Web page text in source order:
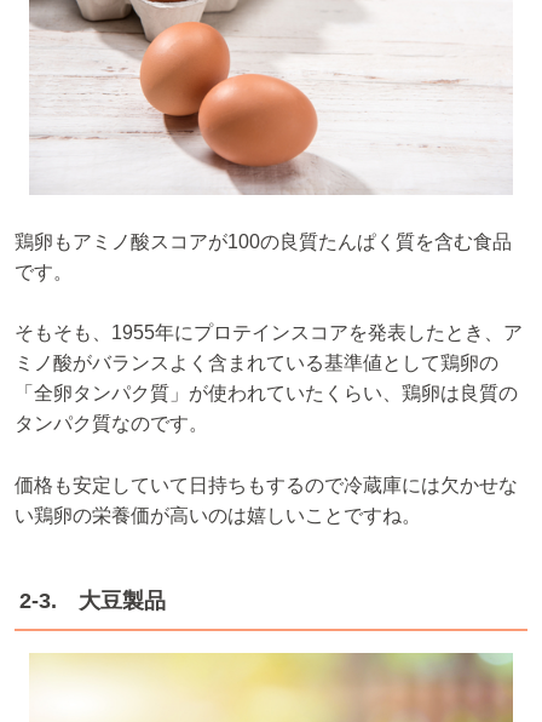
鶏卵もアミノ酸スコアが100の良質たんぱく質を含む食品
です。
そもそも、1955年にプロテインスコアを発表したとき、ア
ミノ酸がバランスよく含まれている基準値として鶏卵の
「全卵タンパク質」が使われていたくらい、鶏卵は良質の
タンパク質なのです。
価格も安定していて日持ちもするので冷蔵庫には欠かせな
い鶏卵の栄養価が高いのは嬉しいことですね。
2-3. 大豆製品